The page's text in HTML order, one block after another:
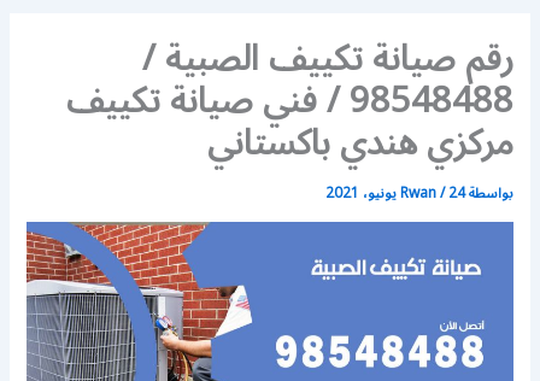
رقم صيانة تكييف الصبية /
98548488 / فني صيانة تكييف
مركزي هندي باكستاني
بواسطة Rwan/24 يونيو، 2021